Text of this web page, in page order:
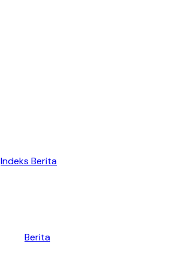
Indeks Berita
Berita